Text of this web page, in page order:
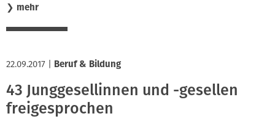
❯ mehr
22.09.2017 Beruf & Bildung
43 Junggesellinnen und -gesellen
freigesprochen